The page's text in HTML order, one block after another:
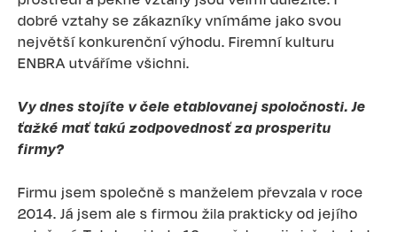
dobré vztahy se zákazníky vnímáme jako svou
největší konkurenční výhodu. Firemní kulturu
ENBRA utváříme všichni.
Vy dnes stojíte v čele etablovanej spoločnosti. Je
ťažké mať takú zodpovednosť za prosperitu
firmy?
Firmu jsem společně s manželem převzala v roce
2014. Já jsem ale s firmou žila prakticky od jejího